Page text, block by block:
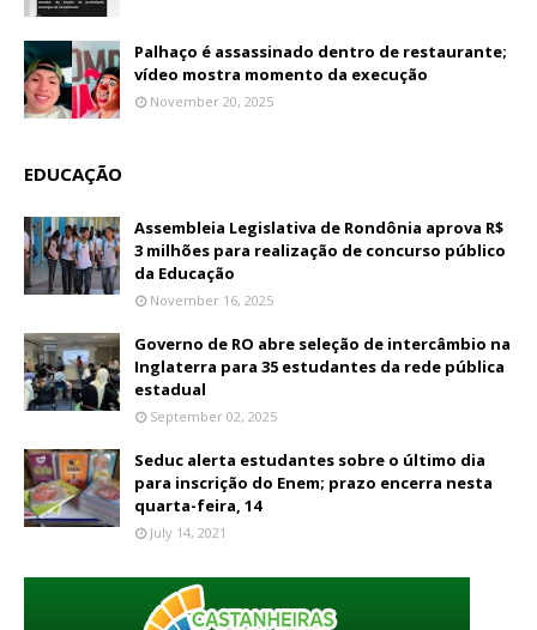
Palhaço é assassinado dentro de restaurante;
vídeo mostra momento da execução
November 20, 2025
EDUCAÇÃO
Assembleia Legislativa de Rondônia aprova R$
3 milhões para realização de concurso público
da Educação
November 16, 2025
Governo de RO abre seleção de intercâmbio na
Inglaterra para 35 estudantes da rede pública
estadual
September 02, 2025
Seduc alerta estudantes sobre o último dia
para inscrição do Enem; prazo encerra nesta
quarta-feira, 14
July 14, 2021